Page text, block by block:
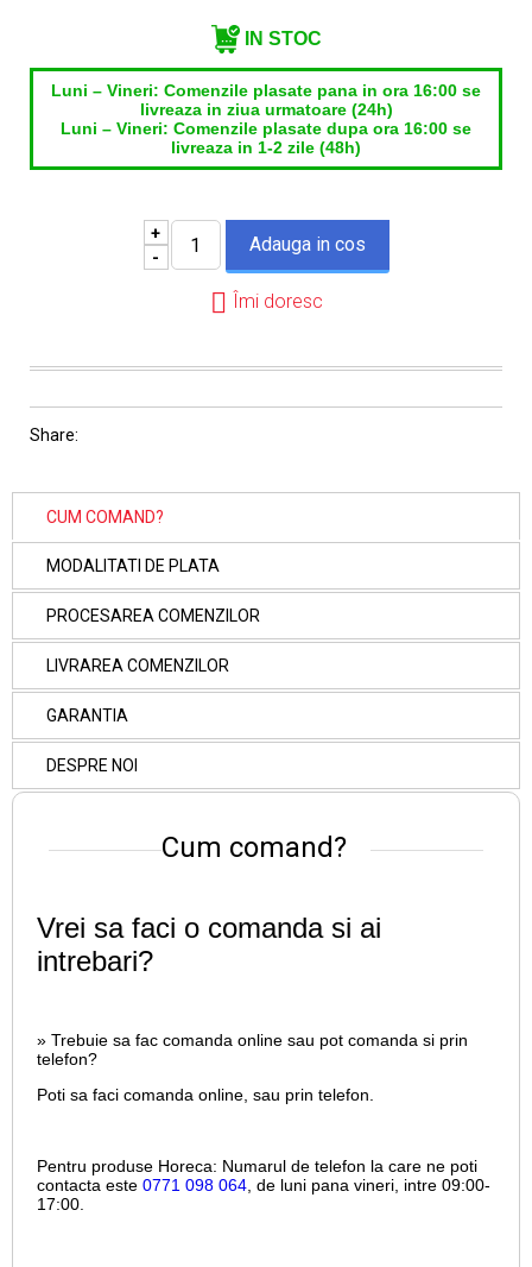
IN STOC
Luni – Vineri: Comenzile plasate pana in ora 16:00 se
livreaza in ziua urmatoare (24h)
Luni – Vineri: Comenzile plasate dupa ora 16:00 se
livreaza in 1-2 zile (48h)
+
-
Îmi doresc
Share:
CUM COMAND?
MODALITATI DE PLATA
PROCESAREA COMENZILOR
LIVRAREA COMENZILOR
GARANTIA
DESPRE NOI
Cum comand?
Vrei sa faci o comanda si ai
intrebari?
» Trebuie sa fac comanda online sau pot comanda si prin
telefon?
Poti sa faci comanda online, sau prin telefon.
Pentru produse Horeca: Numarul de telefon la care ne poti
contacta este 0771 098 064, de luni pana vineri, intre 09:00-
17:00.